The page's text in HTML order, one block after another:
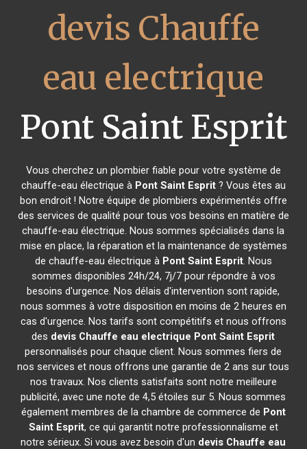
devis Chauffe
eau electrique
Pont Saint Esprit
Vous cherchez un plombier fiable pour votre système de
chauffe-eau électrique à Pont Saint Esprit? Vous êtes au
bon endroit ! Notre équipe de plombiers expérimentés offre
des services de qualité pour tous vos besoins en matière de
chauffe-eau électrique. Nous sommes spécialisés dans la
mise en place, la réparation et la maintenance de systèmes
de chauffe-eau électrique à Pont Saint Esprit. Nous
sommes disponibles 24h/24, 7j/7 pour répondre à vos
besoins d'urgence. Nos délais d'intervention sont rapide,
nous sommes à votre disposition en moins de 2 heures en
cas d'urgence. Nos tarifs sont compétitifs et nous offrons
des devis Chauffe eau electrique Pont Saint Esprit
personnalisés pour chaque client. Nous sommes fiers de
nos services et nous offrons une garantie de 2 ans sur tous
nos travaux. Nos clients satisfaits sont notre meilleure
publicité, avec une note de 4,5 étoiles sur 5. Nous sommes
également membres de la chambre de commerce de Pont
Saint Esprit, ce qui garantit notre professionnalisme et
notre sérieux. Si vous avez besoin d'un devis Chauffe eau